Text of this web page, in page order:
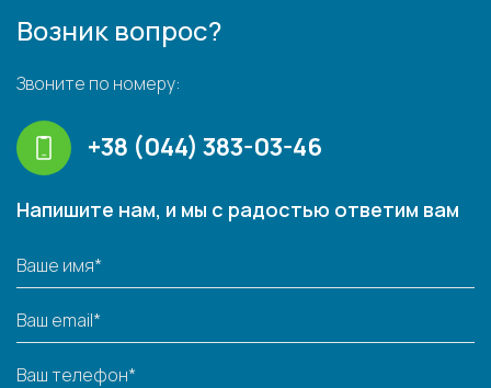
Возник вопрос?
Звоните по номеру:
+38 (044) 383-03-46
Напишите нам, и мы с радостью ответим вам